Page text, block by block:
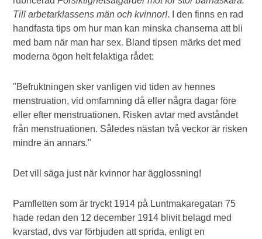
Till arbetarklassens män och kvinnor!. I den finns en rad
handfasta tips om hur man kan minska chanserna att bli
med barn när man har sex. Bland tipsen märks det med
moderna ögon helt felaktiga rådet:
"Befruktningen sker vanligen vid tiden av hennes
menstruation, vid omfamning då eller några dagar före
eller efter menstruationen. Risken avtar med avståndet
från menstruationen. Således nästan två veckor är risken
mindre än annars."
Det vill säga just när kvinnor har ägglossning!
Pamfletten som är tryckt 1914 på Luntmakaregatan 75
hade redan den 12 december 1914 blivit belagd med
kvarstad, dvs var förbjuden att sprida, enligt en